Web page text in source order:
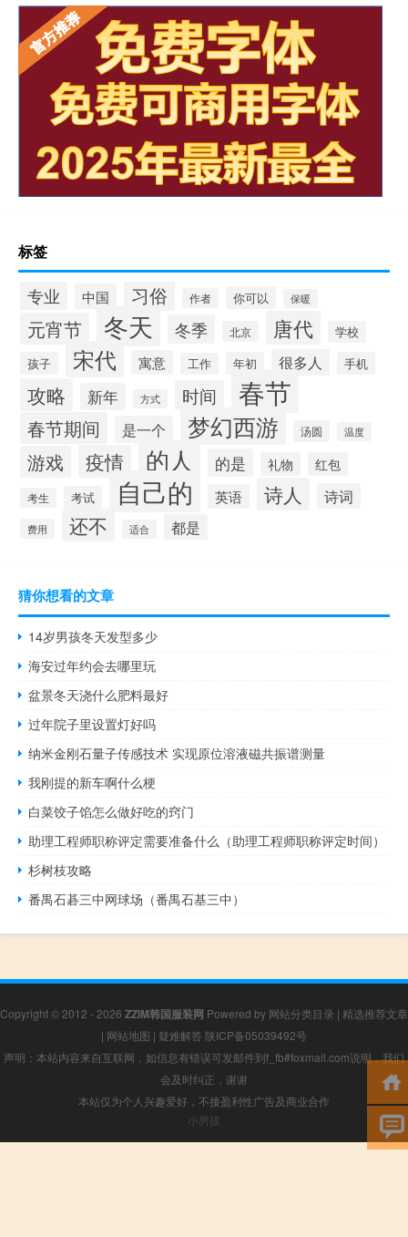
标签
专业 中国 习俗 作者 你可以 保暖
元宵节 冬天 冬季 北京 唐代 学校
孩子 宋代 寓意 工作 年初 很多人 手机
攻略 新年 方式 时间 春节
春节期间 是一个 梦幻西游 汤圆 温度
游戏 疫情 的人 的是 礼物 红包
考生 考试 自己的 英语 诗人 诗词
费用 还不 适合 都是
猜你想看的文章
14岁男孩冬天发型多少
海安过年约会去哪里玩
盆景冬天浇什么肥料最好
过年院子里设置灯好吗
纳米金刚石量子传感技术 实现原位溶液磁共振谱测量
我刚提的新车啊什么梗
白菜饺子馅怎么做好吃的窍门
助理工程师职称评定需要准备什么（助理工程师职称评定时间）
杉树枝攻略
番禺石碁三中网球场（番禺石基三中）
Copyright © 2012 - 2026 ZZIM韩国服装网 Powered by 网站分类目录 | 精选推荐文章
| 网站地图 | 疑难解答 陕ICP备05039492号
声明：本站内容来自互联网，如信息有错误可发邮件到f_fb#foxmail.com说明，我们
会及时纠正，谢谢
本站仅为个人兴趣爱好，不接盈利性广告及商业合作
小男孩